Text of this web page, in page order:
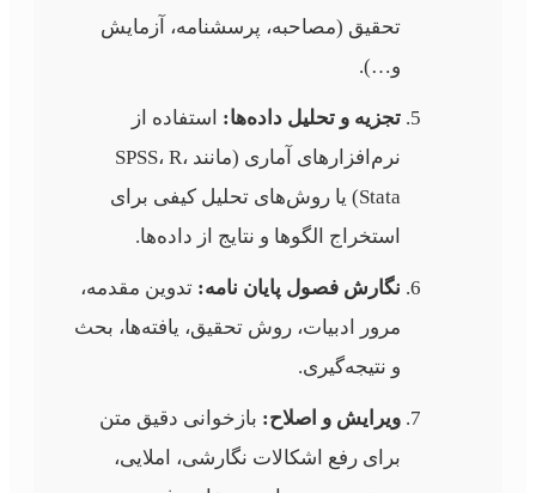
تحقیق (مصاحبه، پرسشنامه، آزمایش
و…).
تجزیه و تحلیل داده‌ها: استفاده از
نرم‌افزارهای آماری (مانند SPSS، R،
Stata) یا روش‌های تحلیل کیفی برای
استخراج الگوها و نتایج از داده‌ها.
نگارش فصول پایان نامه: تدوین مقدمه،
مرور ادبیات، روش تحقیق، یافته‌ها، بحث
و نتیجه‌گیری.
ویرایش و اصلاح: بازخوانی دقیق متن
برای رفع اشکالات نگارشی، املایی،